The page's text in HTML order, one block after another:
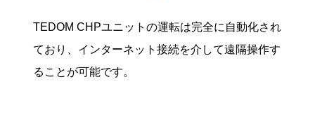
TEDOM CHPユニットの運転は完全に自動化され
ており、インターネット接続を介して遠隔操作す
ることが可能です。